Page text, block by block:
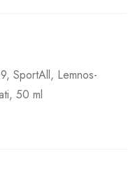
SportAll, Lemnos-
50 ml